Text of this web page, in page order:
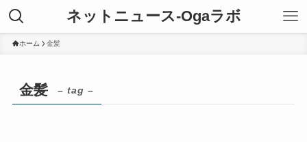
ネットニュース-Ogaラボ
ホーム 金髪
金髪 – tag –